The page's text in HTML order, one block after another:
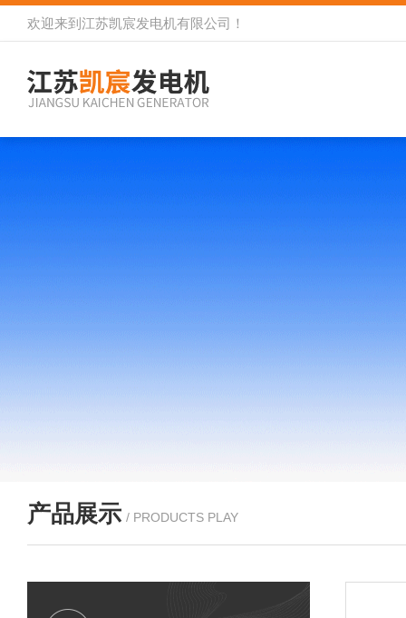
欢迎来到 江苏凯宸发电机有限公司 ！
产品展示 / PRODUCTS PLAY